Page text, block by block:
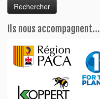
Ils nous accompagnent…